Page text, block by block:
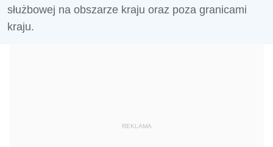
służbowej na obszarze kraju oraz poza granicami
kraju.
REKLAMA